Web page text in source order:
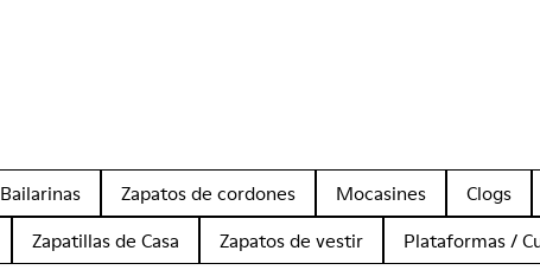
Bailarinas Zapatos de cordones Mocasines Clogs
Zapatillas de Casa Zapatos de vestir
Plataformas /